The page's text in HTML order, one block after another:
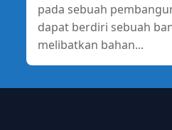
pada sebuah
dapat berdiri sebuah
melibatkan bahan...